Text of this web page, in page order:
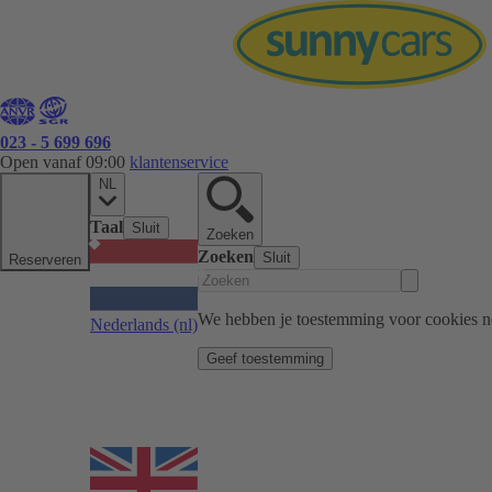
023 - 5 699 696
Open vanaf 09:00 klantenservice
Reserveren
NL
Taal Sluit
Nederlands (nl)
Zoeken
Zoeken Sluit
We hebben je toestemming voor cookies
Geef toestemming